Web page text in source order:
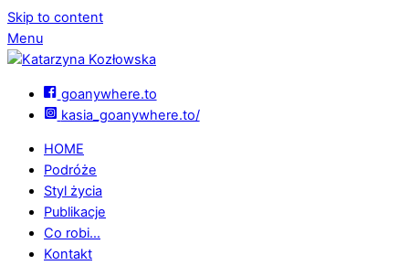
Skip to content
Menu
goanywhere.to
kasia_goanywhere.to/
HOME
Podróże
Styl życia
Publikacje
Co robi…
Kontakt